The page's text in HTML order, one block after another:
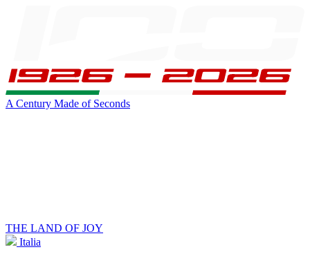
A Century Made of Seconds
THE LAND OF JOY
Italia